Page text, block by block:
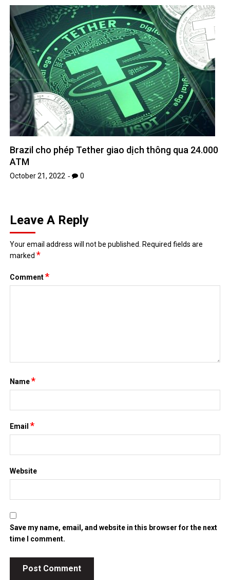
Brazil cho phép Tether giao dịch thông qua 24.000
ATM
October 21, 2022 0
Leave A Reply
Your email address will not be published. Required fields are
marked*
Comment*
Name*
Email*
Website
Save my name, email, and website in this browser for the next
time I comment.